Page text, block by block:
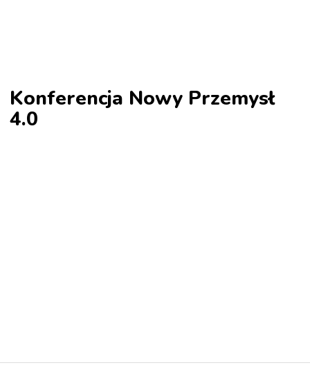
Konferencja Nowy Przemysł
4.0